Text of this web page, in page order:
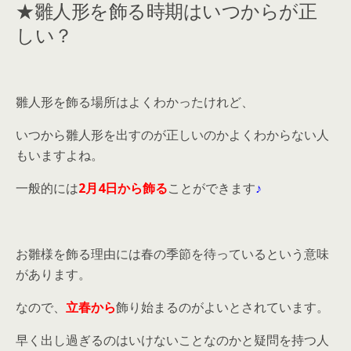
★雛人形を飾る時期はいつからが正
しい？
雛人形を飾る場所はよくわかったけれど、
いつから雛人形を出すのが正しいのかよくわからない人
もいますよね。
一般的には2月4日から飾ることができます♪
お雛様を飾る理由には春の季節を待っているという意味
があります。
なので、 立春から飾り始まるのがよいとされています。
早く出し過ぎるのはいけないことなのかと疑問を持つ人